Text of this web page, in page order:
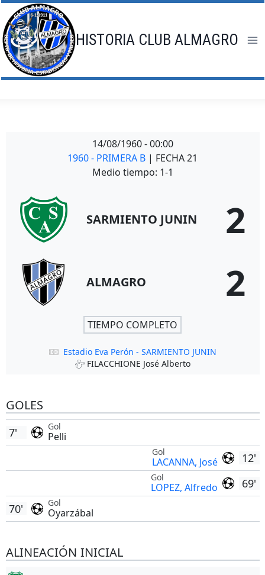
Saltar
al
contenido
HISTORIA CLUB ALMAGRO
14/08/1960 - 00:00
1960 - PRIMERA B | FECHA 21
Medio tiempo: 1-1
SARMIENTO JUNIN 2
ALMAGRO 2
TIEMPO COMPLETO
Estadio Eva Perón - SARMIENTO JUNIN
FILACCHIONE José Alberto
GOLES
Gol
Pelli
7'
12'
Gol
LACANNA, José
69'
Gol
LOPEZ, Alfredo
Gol
Oyarzábal
70'
ALINEACIÓN INICIAL